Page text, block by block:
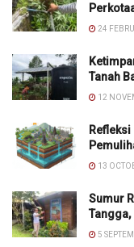
24
Tanah
12
13
Sumur
5